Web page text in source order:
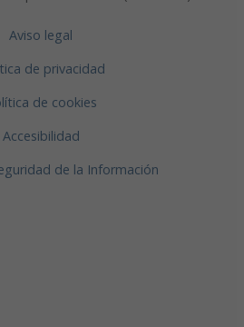
Aviso legal
de privacidad
de cookies
Accesibilidad
de la Información